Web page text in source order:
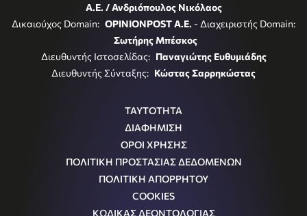
Α.Ε. / Ανδριόπουλος Νικόλαος
Δικαιούχος Domain: OPINIONPOST A.E. - Διαχειριστής Domain:
Σωτήρης Μπέσκος
Διευθυντής Ιστοσελίδας: Παναγιώτης Ευθυμιάδης
Διευθυντής Σύνταξης: Κώστας Σαρρηκώστας
ΤΑΥΤΟΤΗΤΑ
ΔΙΑΦΗΜΙΣΗ
ΟΡΟΙ ΧΡΗΣΗΣ
ΠΟΛΙΤΙΚΗ ΠΡΟΣΤΑΣΙΑΣ ΔΕΔΟΜΕΝΩΝ
ΠΟΛΙΤΙΚΗ ΑΠΟΡΡΗΤΟΥ
COOKIES
ΚΩΔΙΚΑΣ ΔΕΟΝΤΟΛΟΓΙΑΣ